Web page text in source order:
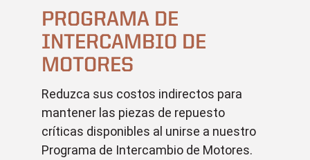
PROGRAMA DE
INTERCAMBIO DE
MOTORES
Reduzca sus costos indirectos para
mantener las piezas de repuesto
críticas disponibles al unirse a nuestro
Programa de Intercambio de Motores.